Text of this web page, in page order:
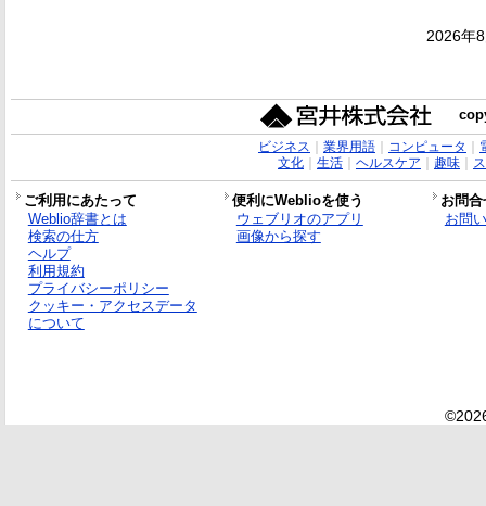
2026年
ビジネス 業界用語｜ コンピュータ
文化｜ 生活｜ ヘルスケア 趣味｜
ご利用にあたって 便利にWeblioを使う
お問
Weblio辞書とは
検索の仕方
ヘルプ
利用規約
プライバシーポリシー
クッキー・アクセスデータ
について
ウェブリオのアプリ
画像から探す
お問